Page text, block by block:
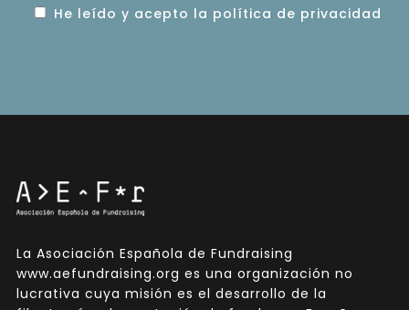
He leído y acepto la política de privacidad
La Asociación Española de Fundraising
www.aefundraising.org es una organización no
lucrativa cuya misión es el desarrollo de la